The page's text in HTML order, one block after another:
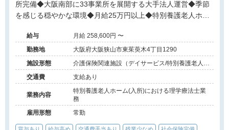
所完備◆大阪南部に33事業所を展開する大手法人運営◆季節
を感じる穏やかな環境◆月給25万円以上◆特別養護老人ホー
給与
月給 258,600円 〜
勤務地
大阪府大阪狭山市東茱萸木4丁目1290
施設形態
介護保険関連施設（デイサービス/特別養護老人ホ
ーム）
交通費 支給あり
業務内容
特別養護老人ホーム(入所)における理学療法士業
務
雇用形態
常勤